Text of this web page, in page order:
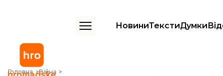
НовиниТекстиДумки
Головна Війна
Біля Красногорівки загинув один військовий і шестеро дістали